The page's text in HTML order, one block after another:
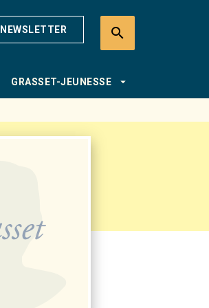
NEWSLETTER search
GRASSET-JEUNESSE arrow_drop_down